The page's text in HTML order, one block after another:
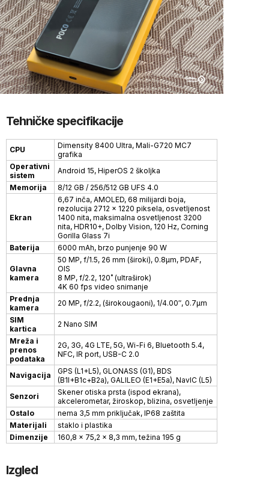
Tehničke specifikacije
CPU
Dimensity 8400 Ultra, Mali-G720 MC7
grafika
Operativni
sistem
Android 15, HiperOS 2 školjka
Memorija
8/12 GB / 256/512 GB UFS 4.0
Ekran
6,67 inča, AMOLED, 68 milijardi boja,
rezolucija 2712 x 1220 piksela, osvetljenost
1400 nita, maksimalna osvetljenost 3200
nita, HDR10+, Dolby Vision, 120 Hz, Corning
Gorilla Glass 7i
Baterija
6000 mAh, brzo punjenje 90 W
Glavna
kamera
50 MP, f/1.5, 26 mm (široki), 0.8µm, PDAF,
OIS
8 MP, f/2.2, 120˚ (ultraširok)
4K 60 fps video snimanje
Prednja
kamera
20 MP, f/2.2, (širokougaoni), 1/4.00″, 0.7µm
SIM
kartica
2 Nano SIM
Mreža i
prenos
podataka
2G, 3G, 4G LTE, 5G, Wi-Fi 6, Bluetooth 5.4,
NFC, IR port, USB-C 2.0
Navigacija
GPS (L1+L5), GLONASS (G1), BDS
(B1I+B1c+B2a), GALILEO (E1+E5a), NavIC (L5)
Senzori
Skener otiska prsta (ispod ekrana),
akcelerometar, žiroskop, blizina, osvetljenje
Ostalo
nema 3,5 mm priključak, IP68 zaštita
Materijali
staklo i plastika
Dimenzije
160,8 x 75,2 x 8,3 mm, težina 195 g
Izgled